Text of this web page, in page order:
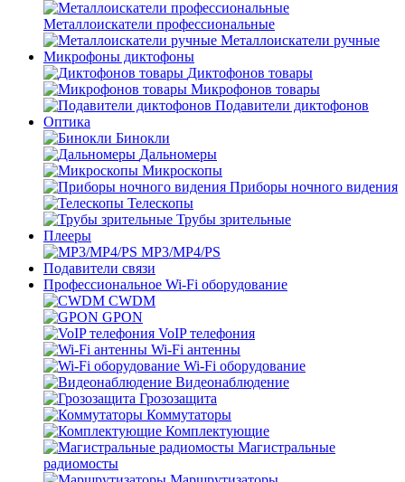
Металлоискатели профессиональные
Металлоискатели ручные
Микрофоны диктофоны
Диктофонов товары
Микрофонов товары
Подавители диктофонов
Оптика
Бинокли
Дальномеры
Микроскопы
Приборы ночного видения
Телескопы
Трубы зрительные
Плееры
MP3/MP4/PS
Подавители связи
Профессиональное Wi-Fi оборудование
CWDM
GPON
VoIP телефония
Wi-Fi антенны
Wi-Fi оборудование
Видеонаблюдение
Грозозащита
Коммутаторы
Комплектующие
Магистральные
радиомосты